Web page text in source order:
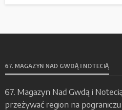
67. MAGAZYN NAD GWDĄ I NOTECIĄ
67. Magazyn Nad Gwdą i
przeżywać region na